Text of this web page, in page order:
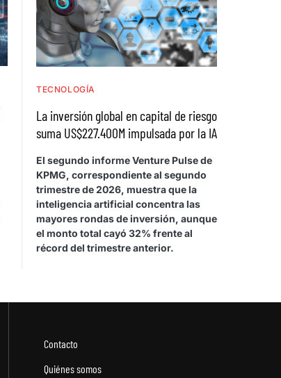
TECNOLOGÍA
La inversión global en capital de riesgo
suma US$227.400M impulsada por la IA
El segundo informe Venture Pulse de
KPMG, correspondiente al segundo
trimestre de 2026, muestra que la
inteligencia artificial concentra las
mayores rondas de inversión, aunque
el monto total cayó 32% frente al
récord del trimestre anterior.
Contacto
Quiénes somos